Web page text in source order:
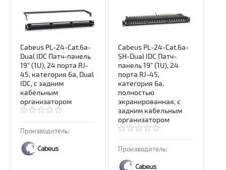
Cabeus PL-24-Cat.6a-
Dual IDC Патч-панель
19" (1U), 24 порта RJ-
45, категория 6a, Dual
IDC, с задним
кабельным
организатором
Производитель:
Cabeus PL-24-Cat.6a-
SH-Dual IDC Патч-
панель 19" (1U), 24
порта RJ-45,
категория 6a,
полностью
экранированная, с
задним кабельным
организатором
Производитель: